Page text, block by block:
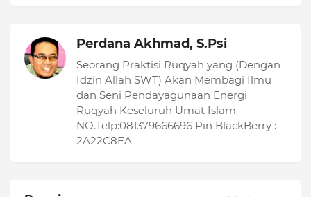
Perdana Akhmad, S.Psi
Seorang Praktisi Ruqyah yang (Dengan
Idzin Allah SWT) Akan Membagi Ilmu
dan Seni Pendayagunaan Energi
Ruqyah Keseluruh Umat Islam
NO.Telp:081379666696 Pin BlackBerry :
2A22C8EA